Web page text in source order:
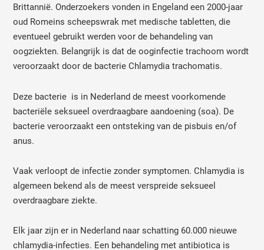
Brittannië. Onderzoekers vonden in Engeland een 2000-jaar
oud Romeins scheepswrak met medische tabletten, die
eventueel gebruikt werden voor de behandeling van
oogziekten. Belangrijk is dat de ooginfectie trachoom wordt
veroorzaakt door de bacterie Chlamydia trachomatis.
Deze bacterie is in Nederland de meest voorkomende
bacteriële seksueel overdraagbare aandoening (soa). De
bacterie veroorzaakt een ontsteking van de pisbuis en/of
anus.
Vaak verloopt de infectie zonder symptomen. Chlamydia is
algemeen bekend als de meest verspreide seksueel
overdraagbare ziekte.
Elk jaar zijn er in Nederland naar schatting 60.000 nieuwe
chlamydia-infecties. Een behandeling met antibiotica is